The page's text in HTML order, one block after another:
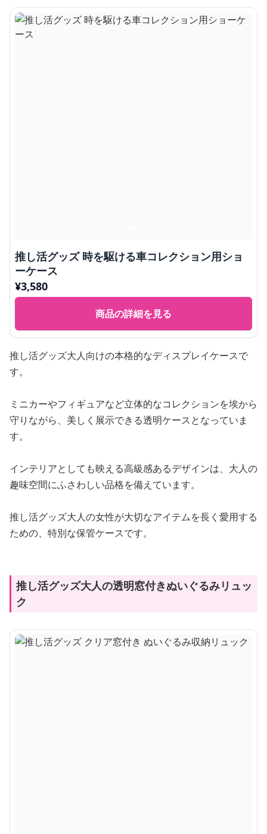
推し活グッズ 時を駆ける車コレクション用ショ
ーケース
¥3,580
商品の詳細を見る
推し活グッズ大人向けの本格的なディスプレイケースで
す。
ミニカーやフィギュアなど立体的なコレクションを埃から
守りながら、美しく展示できる透明ケースとなっていま
す。
インテリアとしても映える高級感あるデザインは、大人の
趣味空間にふさわしい品格を備えています。
推し活グッズ大人の女性が大切なアイテムを長く愛用する
ための、特別な保管ケースです。
推し活グッズ大人の透明窓付きぬいぐるみリュッ
ク